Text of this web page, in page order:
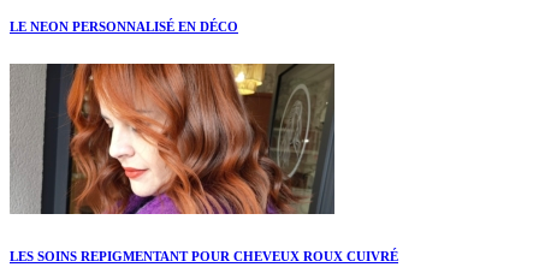
LE NEON PERSONNALISÉ EN DÉCO
LES SOINS REPIGMENTANT POUR CHEVEUX ROUX CUIVRÉ